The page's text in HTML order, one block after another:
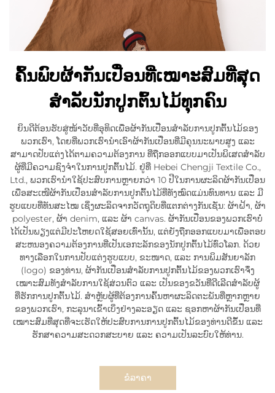
ຄົ້ນພົບຜ້າກັນເປື່ອນທີ່ເໝາະສົມທີ່ສຸດ
ສຳລັບນັກປູກຕົ້ນໄມ້ທຸກຄົນ
ຍິນດີຕ້ອນຮັບສູ່ໜ້າວັບທີ່ອຸທິດເພື່ອຜ້າກັນເປື່ອນສຳລັບການປູກຕົ້ນໄມ້ຂອງ
ພວກເຮົາ, ໂດຍທີ່ພວກເຮົານຳເອົາຜ້າກັນເປື່ອນທີ່ມີຄຸນນະພາບສູງ ແລະ
ສາມາດປັບແຕ່ງໄດ້ຕາມຄວາມຕ້ອງການ ທີ່ຖືກອອກແບບມາເປັນພິເສດສຳລັບ
ຜູ້ທີ່ມີຄວາມຊົງຈຳໃນການປູກຕົ້ນໄມ້. ຢູ່ທີ່ Hebei Chengji Textile Co.,
Ltd., ພວກເຮົານຳໃຊ້ປະສົບການຫຼາຍກວ່າ 10 ປີໃນການຜະລິດຜ້າກັນເປື່ອນ
ເພື່ອສະເໜີຜ້າກັນເປື່ອນສຳລັບການປູກຕົ້ນໄມ້ທີ່ທັງໝົດແມ່ນທົນທານ ແລະ ມີ
ຮູບແບບທີ່ທັນສະໄໝ ເຊິ່ງຜະລິດຈາກວັດຖຸດິບທີ່ແຕກຕ່າງກັນເຊັ່ນ: ຜ້າຝ້າ, ຜ້າ
polyester, ຜ້າ denim, ແລະ ຜ້າ canvas. ຜ້າກັນເປື່ອນຂອງພວກເຮົາບໍ່
ໄດ້ເປັນພຽງແຕ່ມີປະໂຫຍດໃຊ້ສອຍເທົ່ານັ້ນ, ແຕ່ຍັງຖືກອອກແບບມາເພື່ອຕອບ
ສະຫນອງຄວາມຕ້ອງການທີ່ເປັນເອກະລັກຂອງນັກປູກຕົ້ນໄມ້ທົ່ວໂລກ. ດ້ວຍ
ທາງເລືອກໃນການປັບແຕ່ງຮູບແບບ, ຂະໜາດ, ແລະ ການພິມສັນຍາລັກ
(logo) ຂອງທ່ານ, ຜ້າກັນເປື່ອນສຳລັບການປູກຕົ້ນໄມ້ຂອງພວກເຮົາຈຶ່ງ
ເໝາະສົມທັງສຳລັບການໃຊ້ສ່ວນຕົວ ແລະ ເປັນຂອງຂວັນທີ່ດີເລີດສຳລັບຜູ້
ທີ່ຮັກການປູກຕົ້ນໄມ້. ສຳຫຼັບຜູ້ທີ່ຕ້ອງການຄົ້ນຫາຜະລິດຕະພັນທີ່ຫຼາກຫຼາຍ
ຂອງພວກເຮົາ, ກະລຸນາເຂົ້າເບິ່ງຢ່າງລະອຽດ ແລະ ຊອກຫາຜ້າກັນເປື່ອນທີ່
ເໝາະສົມທີ່ສຸດທີ່ຈະເຮັດໃຫ້ປະສົບການການປູກຕົ້ນໄມ້ຂອງທ່ານດີຂຶ້ນ ແລະ
ຮັກສາຄວາມສະດວກສະບາຍ ແລະ ຄວາມເປັນລະບົບໃຫ້ທ່ານ.
ຂໍລາຄາ